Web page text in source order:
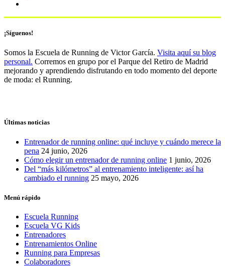
¡Síguenos!
Somos la Escuela de Running de Victor García. Visita aquí su blog
personal. Corremos en grupo por el Parque del Retiro de Madrid
mejorando y aprendiendo disfrutando en todo momento del deporte
de moda: el Running.
Últimas noticias
Entrenador de running online: qué incluye y cuándo merece la
pena 24 junio, 2026
Cómo elegir un entrenador de running online 1 junio, 2026
Del “más kilómetros” al entrenamiento inteligente: así ha
cambiado el running 25 mayo, 2026
Menú rápido
Escuela Running
Escuela VG Kids
Entrenadores
Entrenamientos Online
Running para Empresas
Colaboradores